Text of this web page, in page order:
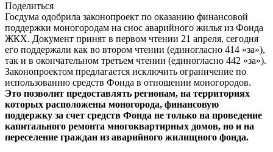
Поделиться
Госдума одобрила законопроект по оказанию финансовой
поддержки моногородам на снос аварийного жилья из Фонда
ЖКХ. Документ принят в первом чтении 21 апреля, сегодня
его поддержали как во втором чтении (единогласно 414 «за»),
так и в окончательном третьем чтении (единогласно 442 «за»).
Законопроектом предлагается исключить ограничение по
использованию средств Фонда в отношении моногородов.
Это позволит предоставлять регионам, на территориях
которых расположены моногорода, финансовую
поддержку за счет средств Фонда не только на проведение
капитального ремонта многоквартирных домов, но и на
переселение граждан из аварийного жилищного фонда.